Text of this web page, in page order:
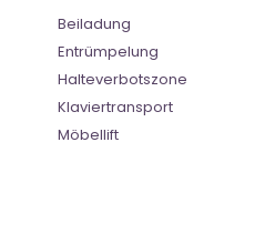
Beiladung
Entrümpelung
Halteverbotszone
Klaviertransport
Möbellift